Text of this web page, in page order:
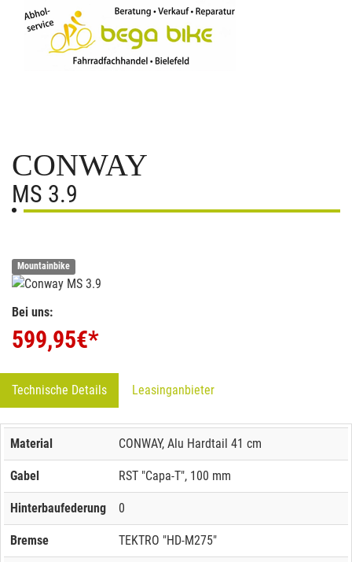
CONWAY
MS 3.9
Mountainbike
Bei uns:
599,95€*
Technische Details Leasinganbieter
Material CONWAY, Alu Hardtail 41 cm
Gabel RST "Capa-T", 100 mm
Hinterbaufederung 0
Bremse TEKTRO "HD-M275"